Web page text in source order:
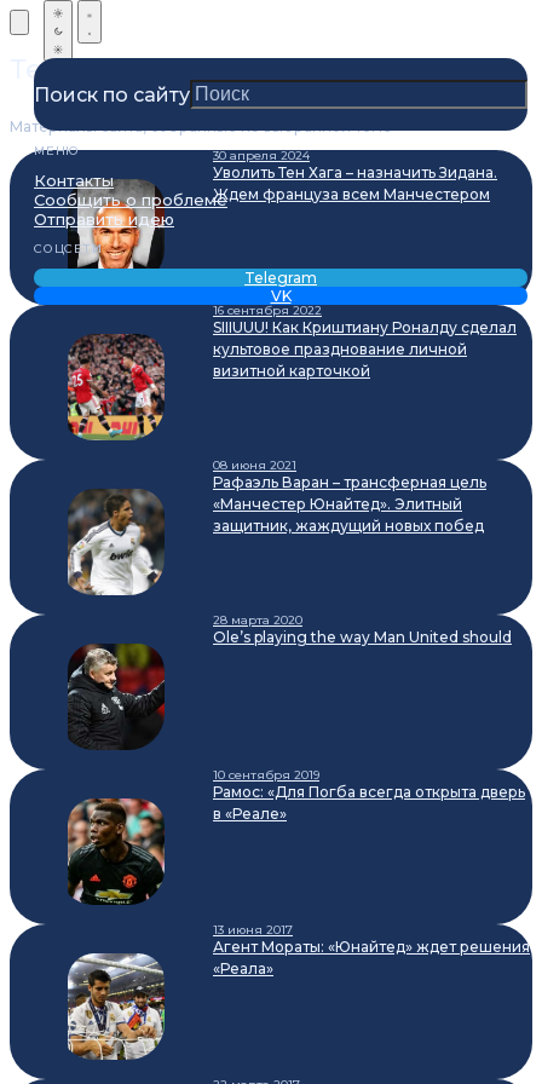
Поиск по сайту
МЕНЮ
Контакты
Сообщить о проблеме
Отправить идею
СОЦСЕТИ
Telegram
VK
Теги
Материалы сайта, собранные по выбранной теме
30 апреля 2024
Уволить Тен Хага – назначить Зидана.
Ждем француза всем Манчестером
16 сентября 2022
SIIIUUU! Как Криштиану Роналду сделал
культовое празднование личной
визитной карточкой
08 июня 2021
Рафаэль Варан – трансферная цель
«Манчестер Юнайтед». Элитный
защитник, жаждущий новых побед
28 марта 2020
Ole’s playing the way Man United should
10 сентября 2019
Рамос: «Для Погба всегда открыта дверь
в «Реале»
13 июня 2017
Агент Мораты: «Юнайтед» ждет решения
«Реала»